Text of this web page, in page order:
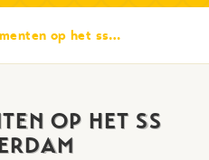
op het ss…
OP HET SS